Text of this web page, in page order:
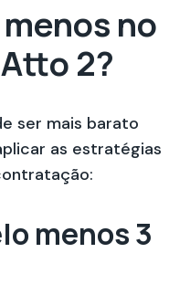
no
2?
ser mais barato
as estratégias
menos 3